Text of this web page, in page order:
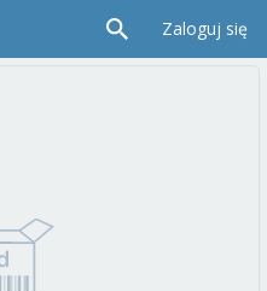
Zaloguj się